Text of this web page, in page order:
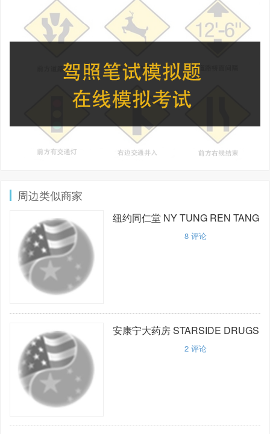
周边类似商家
纽约同仁堂 NY TUNG REN TANG
8评论
安康宁大药房STARSIDE DRUGS
2评论